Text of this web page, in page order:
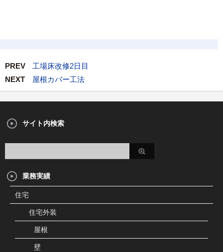
PREV
工場床改修2日目
NEXT
屋根カバー工法
サイト内検索
業務実績
住宅
住宅外装
屋根
壁